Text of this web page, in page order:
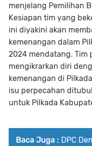
menjelang Pemilihan
Kesiapan tim yang
ini diyakini akan
kemenangan dalam
2024 mendatang. Tim
mengikrarkan diri
kemenangan di
isu perpecahan
untuk Pilkada
Baca Juga : DPC